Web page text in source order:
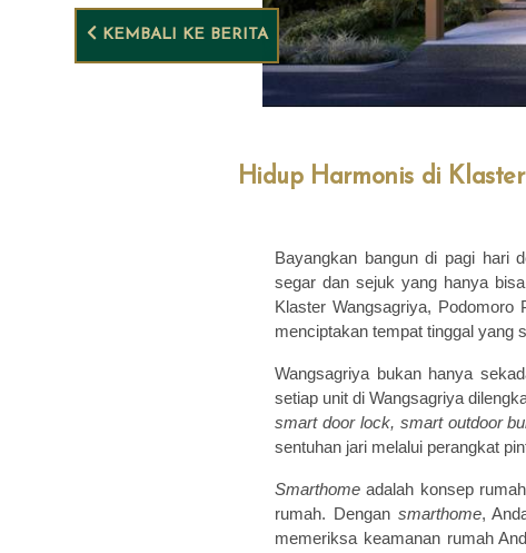
KEMBALI KE BERITA
Hidup Harmonis di
Bayangkan bangun di pagi hari
segar dan sejuk yang hanya
Klaster Wangsagriya,
menciptakan tempat tinggal yang
Wangsagriya bukan hanya
setiap unit di Wangsagriya
smart door lock, smart outdoor
sentuhan jari melalui perangkat
Smarthomeadalah konsep
rumah. Dengan smarthome,
memeriksa keamanan rumah